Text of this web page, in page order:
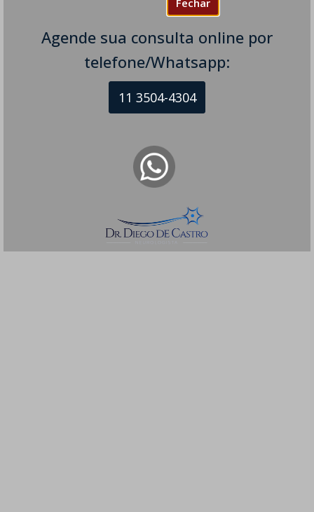
Fechar
Agende sua consulta online por
telefone/Whatsapp:
11 3504-4304